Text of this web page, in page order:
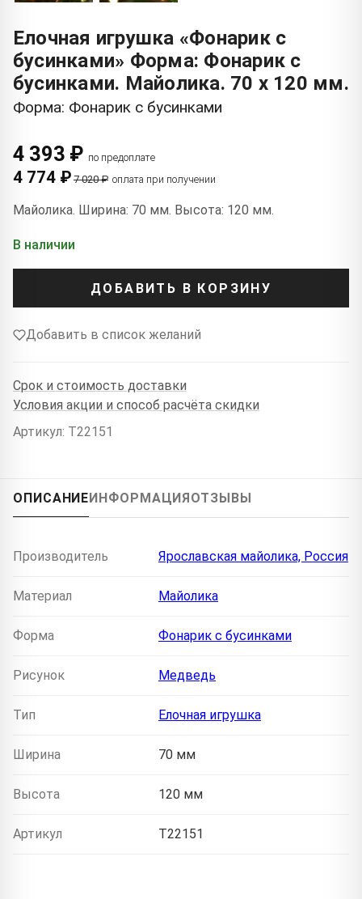
Елочная игрушка «Фонарик с
бусинками» Форма: Фонарик с
бусинками. Майолика. 70 x 120 мм.
Форма: Фонарик с бусинками
4 393 ₽ по предоплате
4 774 ₽ 7 020 ₽ оплата при получении
Майолика. Ширина: 70 мм. Высота: 120 мм.
В наличии
ДОБАВИТЬ В КОРЗИНУ
Добавить в список желаний
Срок и стоимость доставки
Условия акции и способ расчёта скидки
Артикул: T22151
ОПИСАНИЕИНФОРМАЦИЯОТЗЫВЫ
Производитель Ярославская майолика, Россия
Материал Майолика
Форма Фонарик с бусинками
Рисунок Медведь
Тип Елочная игрушка
Ширина 70 мм
Высота 120 мм
Артикул T22151